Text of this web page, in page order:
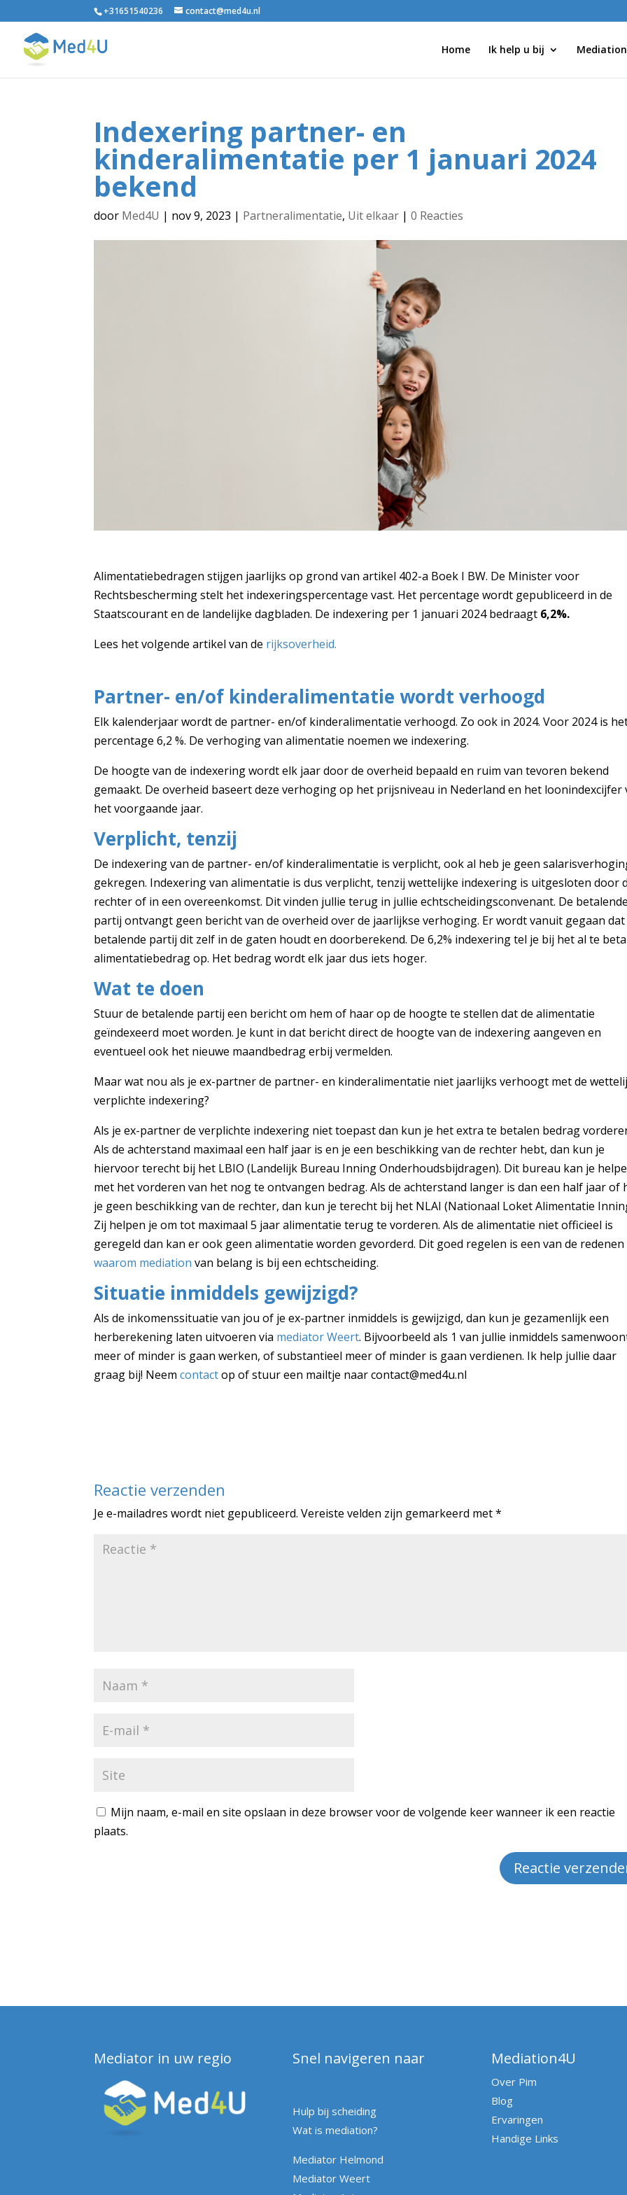
+31651540236 contact@med4u.nl
Home Ik help u bij Mediation
Indexering partner- en
kinderalimentatie per 1 januari 2024
bekend
door Med4U | nov 9, 2023 | Partneralimentatie, Uit elkaar |0 Reacties
Alimentatiebedragen stijgen jaarlijks op grond van artikel 402-a Boek I BW. De Minister voor
Rechtsbescherming stelt het indexeringspercentage vast. Het percentage wordt gepubliceerd in de
Staatscourant en de landelijke dagbladen. De indexering per 1 januari 2024 bedraagt 6,2%.
Lees het volgende artikel van de rijksoverheid.
Partner- en/of kinderalimentatie wordt verhoogd
Elk kalenderjaar wordt de partner- en/of kinderalimentatie verhoogd. Zo ook in 2024. Voor 2024 is
percentage 6,2 %. De verhoging van alimentatie noemen we indexering.
De hoogte van de indexering wordt elk jaar door de overheid bepaald en ruim van tevoren bekend
gemaakt. De overheid baseert deze verhoging op het prijsniveau in Nederland en het loonindexcijfer
het voorgaande jaar.
Verplicht, tenzij
De indexering van de partner- en/of kinderalimentatie is verplicht, ook al heb je geen
gekregen. Indexering van alimentatie is dus verplicht, tenzij wettelijke indexering is uitgesloten door
rechter of in een overeenkomst. Dit vinden jullie terug in jullie echtscheidingsconvenant. De
partij ontvangt geen bericht van de overheid over de jaarlijkse verhoging. Er wordt vanuit gegaan dat
betalende partij dit zelf in de gaten houdt en doorberekend. De 6,2% indexering tel je bij het al te
alimentatiebedrag op. Het bedrag wordt elk jaar dus iets hoger.
Wat te doen
Stuur de betalende partij een bericht om hem of haar op de hoogte te stellen dat de alimentatie
geïndexeerd moet worden. Je kunt in dat bericht direct de hoogte van de indexering aangeven en
eventueel ook het nieuwe maandbedrag erbij vermelden.
Maar wat nou als je ex-partner de partner- en kinderalimentatie niet jaarlijks verhoogt met de
verplichte indexering?
Als je ex-partner de verplichte indexering niet toepast dan kun je het extra te betalen bedrag
Als de achterstand maximaal een half jaar is en je een beschikking van de rechter hebt, dan kun je
hiervoor terecht bij het LBIO (Landelijk Bureau Inning Onderhoudsbijdragen). Dit bureau kan je
met het vorderen van het nog te ontvangen bedrag. Als de achterstand langer is dan een half jaar of
je geen beschikking van de rechter, dan kun je terecht bij het NLAI (Nationaal Loket Alimentatie
Zij helpen je om tot maximaal 5 jaar alimentatie terug te vorderen. Als de alimentatie niet officieel is
geregeld dan kan er ook geen alimentatie worden gevorderd. Dit goed regelen is een van de redenen
waarom mediation van belang is bij een echtscheiding.
Situatie inmiddels gewijzigd?
Als de inkomenssituatie van jou of je ex-partner inmiddels is gewijzigd, dan kun je gezamenlijk een
herberekening laten uitvoeren via mediator Weert. Bijvoorbeeld als 1 van jullie inmiddels
meer of minder is gaan werken, of substantieel meer of minder is gaan verdienen. Ik help jullie daar
graag bij! Neemcontactop of stuur een mailtje naarcontact@med4u.nl
Reactie verzenden
Je e-mailadres wordt niet gepubliceerd. Vereiste velden zijn gemarkeerd met*
Mijn naam, e-mail en site opslaan in deze browser voor de volgende keer wanneer ik een reactie
plaats.
Mediator in uw regio Snel navigeren naar
Hulp bij scheiding
Wat is mediation?
Mediator Helmond
Mediator Weert
Mediation4U
Over Pim
Blog
Ervaringen
Handige Links